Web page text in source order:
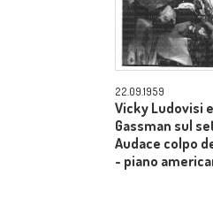
22.09.1959
Vicky Ludovisi
Gassman sul
Audace colpo
- piano